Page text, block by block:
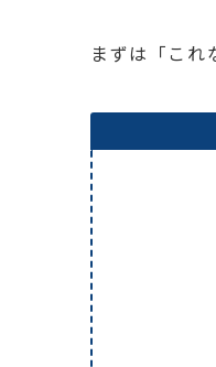
まずは「これ